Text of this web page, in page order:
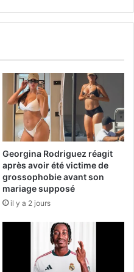
Georgina Rodriguez réagit
après avoir été victime de
grossophobie avant son
mariage supposé
il y a 2 jours